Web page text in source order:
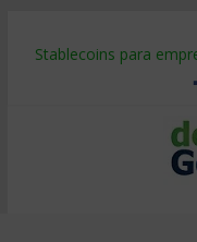
Stablecoins para
Despido silencioso:
IA en selección de
Trabajo forzoso en la
Mercado hispano de